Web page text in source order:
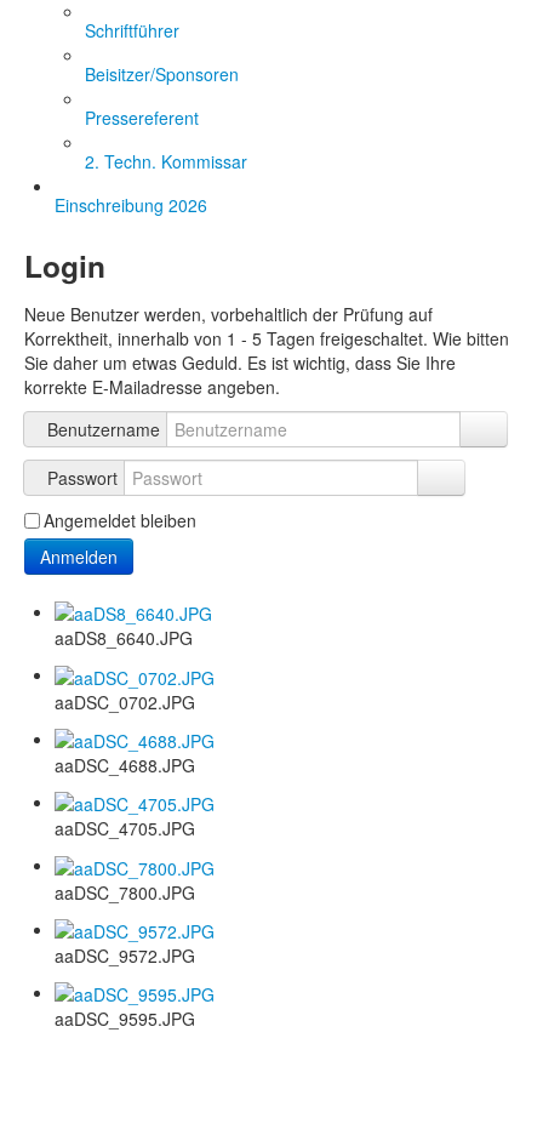
Schriftführer
Beisitzer/Sponsoren
Pressereferent
2. Techn. Kommissar
Einschreibung 2026
Login
Neue Benutzer werden, vorbehaltlich der Prüfung auf
Korrektheit, innerhalb von 1 - 5 Tagen freigeschaltet. Wie bitten
Sie daher um etwas Geduld. Es ist wichtig, dass Sie Ihre
korrekte E-Mailadresse angeben.
Benutzername
Passwort
Angemeldet bleiben
Anmelden
aaDS8_6640.JPG
aaDSC_0702.JPG
aaDSC_4688.JPG
aaDSC_4705.JPG
aaDSC_7800.JPG
aaDSC_9572.JPG
aaDSC_9595.JPG